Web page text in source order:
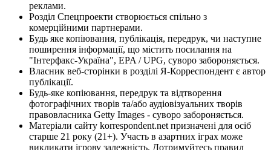
реклами.
Розділ Спецпроекти створюється спільно з
комерційними партнерами.
Будь яке копіювання, публікація, передрук, чи наступне
поширення інформації, що містить посилання на
"Інтерфакс-Україна", EPA / UPG, суворо забороняється.
Власник веб-сторінки в розділі Я-Корреспондент є автор
публікації.
Будь-яке копіювання, передрук та відтворення
фотографічних творів та/або аудіовізуальних творів
правовласника Getty Images - суворо забороняється.
Матеріали сайту korrespondent.net призначені для осіб
старше 21 року (21+). Участь в азартних іграх може
викликати ігрову залежність. Дотримуйтесь правил